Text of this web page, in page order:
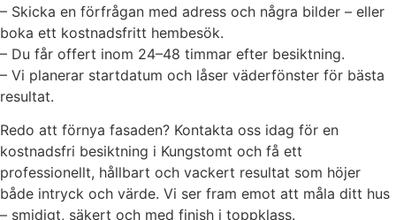
– Skicka en förfrågan med adress och några bilder – eller
boka ett kostnadsfritt hembesök.
– Du får offert inom 24–48 timmar efter besiktning.
– Vi planerar startdatum och låser väderfönster för bästa
resultat.
Redo att förnya fasaden? Kontakta oss idag för en
kostnadsfri besiktning i Kungstomt och få ett
professionellt, hållbart och vackert resultat som höjer
både intryck och värde. Vi ser fram emot att måla ditt hus
– smidigt, säkert och med finish i toppklass.